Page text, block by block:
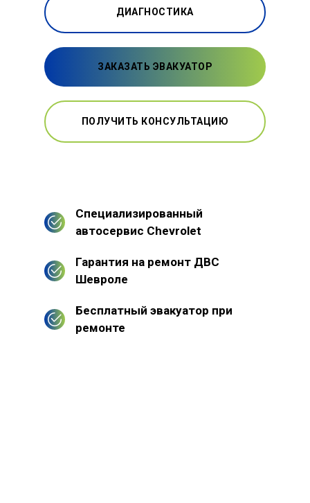
ДИАГНОСТИКА
ЗАКАЗАТЬ ЭВАКУАТОР
ПОЛУЧИТЬ КОНСУЛЬТАЦИЮ
Специализированный
автосервис Chevrolet
Гарантия на ремонт ДВС
Шевроле
Бесплатный эвакуатор при
ремонте